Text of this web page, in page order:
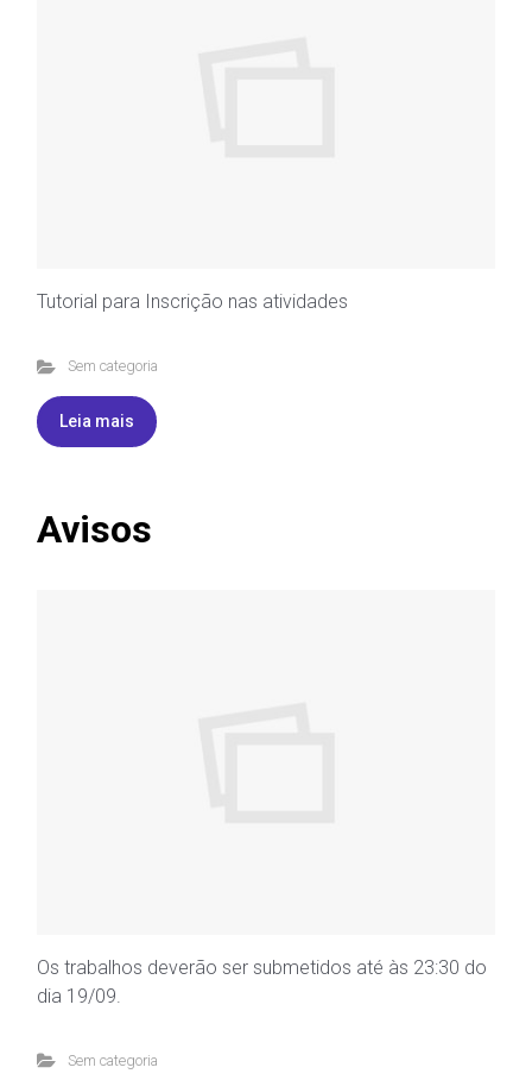
Tutorial para Inscrição nas atividades
Sem categoria
Leia mais
Avisos
Os trabalhos deverão ser submetidos até às 23:30 do
dia 19/09.
Sem categoria